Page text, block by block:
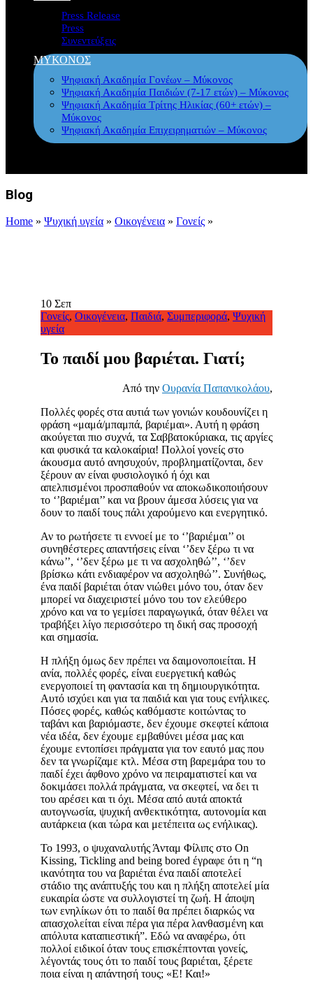
Press Release
Press
Συνεντεύξεις
ΜΥΚΟΝΟΣ
Ψηφιακή Ακαδημία Γονέων – Μύκονος
Ψηφιακή Ακαδημία Παιδιών (7-17 ετών) – Μύκονος
Ψηφιακή Ακαδημία Τρίτης Ηλικίας (60+ ετών) –
Μύκονος
Ψηφιακή Ακαδημία Επιχειρηματιών – Μύκονος
Blog
Home » Ψυχική υγεία » Οικογένεια » Γονείς »
10 Σεπ
Γονείς, Οικογένεια, Παιδιά, Συμπεριφορά, Ψυχική
υγεία
Το παιδί μου βαριέται. Γιατί;
Από την Ουρανία Παπανικολάου,
Πολλές φορές στα αυτιά των γονιών κουδουνίζει η
φράση «μαμά/μπαμπά, βαριέμαι». Αυτή η φράση
ακούγεται πιο συχνά, τα Σαββατοκύριακα, τις αργίες
και φυσικά τα καλοκαίρια! Πολλοί γονείς στο
άκουσμα αυτό ανησυχούν, προβληματίζονται, δεν
ξέρουν αν είναι φυσιολογικό ή όχι και
απελπισμένοι προσπαθούν να αποκωδικοποιήσουν
το ‘’βαριέμαι’’ και να βρουν άμεσα λύσεις για να
δουν το παιδί τους πάλι χαρούμενο και ενεργητικό.
Αν το ρωτήσετε τι εννοεί με το ‘’βαριέμαι’’ οι
συνηθέστερες απαντήσεις είναι ‘’δεν ξέρω τι να
κάνω’’, ‘’δεν ξέρω με τι να ασχοληθώ’’, ‘’δεν
βρίσκω κάτι ενδιαφέρον να ασχοληθώ’’. Συνήθως,
ένα παιδί βαριέται όταν νιώθει μόνο του, όταν δεν
μπορεί να διαχειριστεί μόνο του τον ελεύθερο
χρόνο και να το γεμίσει παραγωγικά, όταν θέλει να
τραβήξει λίγο περισσότερο τη δική σας προσοχή
και σημασία.
Η πλήξη όμως δεν πρέπει να δαιμονοποιείται. Η
ανία, πολλές φορές, είναι ευεργετική καθώς
ενεργοποιεί τη φαντασία και τη δημιουργικότητα.
Αυτό ισχύει και για τα παιδιά και για τους ενήλικες.
Πόσες φορές, καθώς καθόμαστε κοιτώντας το
ταβάνι και βαριόμαστε, δεν έχουμε σκεφτεί κάποια
νέα ιδέα, δεν έχουμε εμβαθύνει μέσα μας και
έχουμε εντοπίσει πράγματα για τον εαυτό μας που
δεν τα γνωρίζαμε κτλ. Μέσα στη βαρεμάρα του το
παιδί έχει άφθονο χρόνο να πειραματιστεί και να
δοκιμάσει πολλά πράγματα, να σκεφτεί, να δει τι
του αρέσει και τι όχι. Μέσα από αυτά αποκτά
αυτογνωσία, ψυχική ανθεκτικότητα, αυτονομία και
αυτάρκεια (και τώρα και μετέπειτα ως ενήλικας).
Το 1993, ο ψυχαναλυτής Άνταμ Φίλιπς στο On
Kissing, Tickling and being bored έγραφε ότι η “η
ικανότητα του να βαριέται ένα παιδί αποτελεί
στάδιο της ανάπτυξής του και η πλήξη αποτελεί μία
ευκαιρία ώστε να συλλογιστεί τη ζωή. Η άποψη
των ενηλίκων ότι το παιδί θα πρέπει διαρκώς να
απασχολείται είναι πέρα για πέρα λανθασμένη και
απόλυτα καταπιεστική”. Εδώ να αναφέρω, ότι
πολλοί ειδικοί όταν τους επισκέπτονται γονείς,
λέγοντάς τους ότι το παιδί τους βαριέται, ξέρετε
ποια είναι η απάντησή τους; «Ε! Και!»